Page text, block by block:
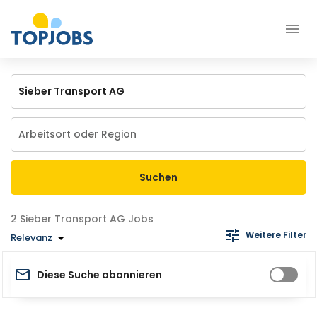
Suchen
Sieber Transport AG Jobs
Relevanz Weitere Filter
Diese Suche abonnieren